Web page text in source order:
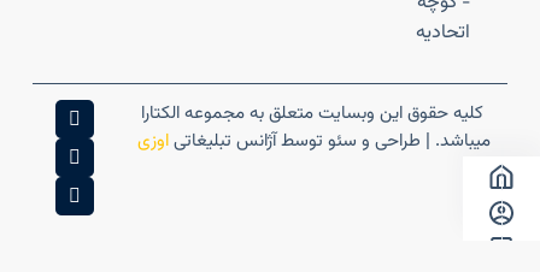
اتحادیه
کلیه حقوق این وبسایت متعلق به مجموعه الکتارا
میباشد. | طراحی و سئو توسط آژانس تبلیغاتیاوزی